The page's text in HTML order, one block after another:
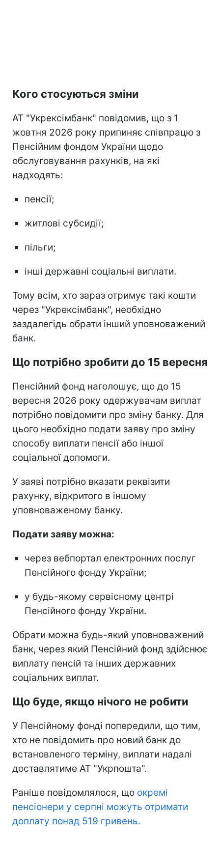
Кого стосуються зміни
АТ "Укрексімбанк" повідомив, що з 1
жовтня 2026 року припиняє співпрацю з
Пенсійним фондом України щодо
обслуговування рахунків, на які
надходять:
пенсії;
житлові субсидії;
пільги;
інші державні соціальні виплати.
Тому всім, хто зараз отримує такі кошти
через "Укрексімбанк", необхідно
заздалегідь обрати інший уповноважений
банк.
Що потрібно зробити до 15 вересня
Пенсійний фонд наголошує, що до 15
вересня 2026 року одержувачам виплат
потрібно повідомити про зміну банку. Для
цього необхідно подати заяву про зміну
способу виплати пенсії або іншої
соціальної допомоги.
У заяві потрібно вказати реквізити
рахунку, відкритого в іншому
уповноваженому банку.
Подати заяву можна:
через вебпортал електронних послуг
Пенсійного фонду України;
у будь-якому сервісному центрі
Пенсійного фонду України.
Обрати можна будь-який уповноважений
банк, через який Пенсійний фонд здійснює
виплату пенсій та інших державних
соціальних виплат.
Що буде, якщо нічого не робити
У Пенсійному фонді попередили, що тим,
хто не повідомить про новий банк до
встановленого терміну, виплати надалі
доставлятиме АТ "Укрпошта".
Раніше повідомлялося, що окремі
пенсіонери у серпні можуть отримати
доплату понад 519 гривень.